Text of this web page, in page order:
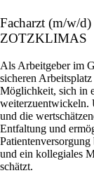
Facharzt (m/w/
ZOTZKLIMAS
Als Arbeitgeber im
sicheren
Möglichkeit, sich in
weiterzuentwickeln.
und die
Entfaltung und
und ein kollegiales
schätzt.